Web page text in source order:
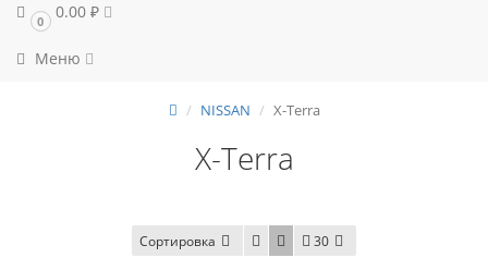
0 0.00 ₽
Меню
NISSAN X-Terra
X-Terra
Сортировка 30